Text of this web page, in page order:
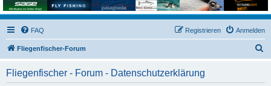
FAQ Anmelden
Registrieren
Fliegenfischer-Forum
Fliegenfischer - Forum - Datenschutzerklärung